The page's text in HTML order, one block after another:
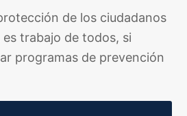
de los ciudadanos
trabajo de todos, si
programas de prevención